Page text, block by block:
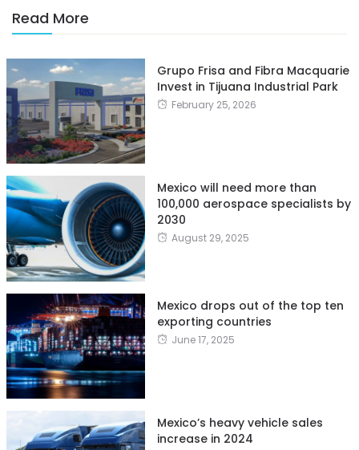
Read More
Grupo Frisa and Fibra Macquarie
Invest in Tijuana Industrial Park
February 25, 2026
Mexico will need more than
100,000 aerospace specialists by
2030
August 29, 2025
Mexico drops out of the top ten
exporting countries
June 17, 2025
Mexico’s heavy vehicle sales
increase in 2024